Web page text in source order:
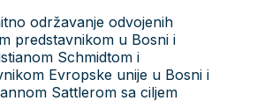
održavanje odvojenih
predstavnikom u Bosni i
Schmidtom i
Evropske unije u Bosni i
Sattlerom sa ciljem